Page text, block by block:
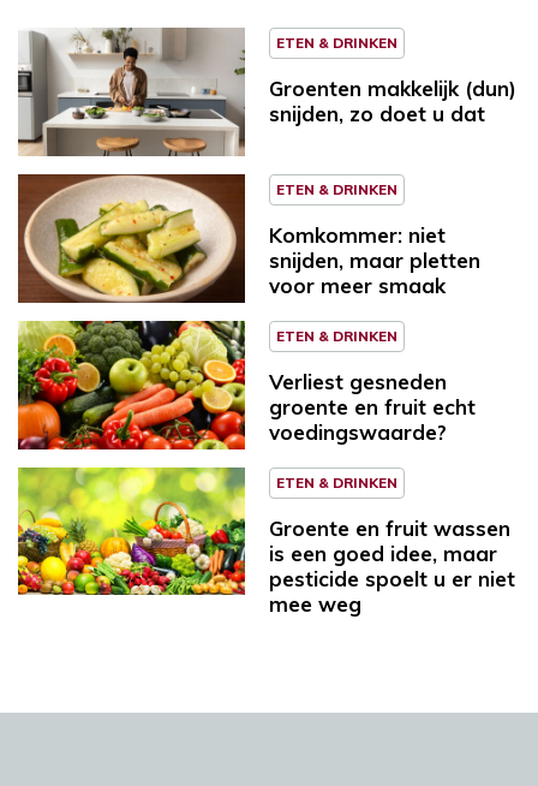
ETEN & DRINKEN
Groenten makkelijk (dun)
snijden, zo doet u dat
ETEN & DRINKEN
Komkommer: niet
snijden, maar pletten
voor meer smaak
ETEN & DRINKEN
Verliest gesneden
groente en fruit echt
voedingswaarde?
ETEN & DRINKEN
Groente en fruit wassen
is een goed idee, maar
pesticide spoelt u er niet
mee weg